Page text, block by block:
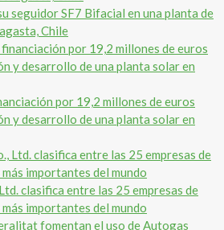
seguidor SF7 Bifacial en una planta de
Chile
por 19,2 millones de euros
y desarrollo de una planta solar en
clasifica entre las 25 empresas de
importantes del mundo